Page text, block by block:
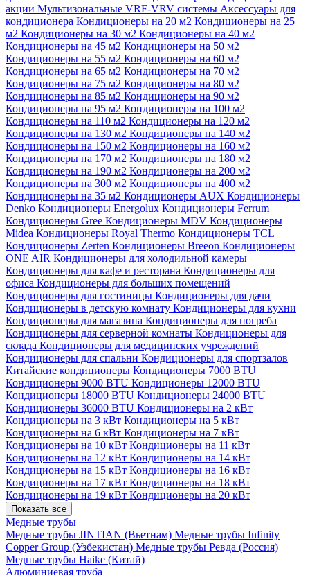
акции Мультизональные VRF-VRV системы Аксессуары для
кондиционера Кондиционеры на 20 м2 Кондиционеры на 25
м2 Кондиционеры на 30 м2 Кондиционеры на 40 м2
Кондиционеры на 45 м2 Кондиционеры на 50 м2
Кондиционеры на 55 м2 Кондиционеры на 60 м2
Кондиционеры на 65 м2 Кондиционеры на 70 м2
Кондиционеры на 75 м2 Кондиционеры на 80 м2
Кондиционеры на 85 м2 Кондиционеры на 90 м2
Кондиционеры на 95 м2 Кондиционеры на 100 м2
Кондиционеры на 110 м2 Кондиционеры на 120 м2
Кондиционеры на 130 м2 Кондиционеры на 140 м2
Кондиционеры на 150 м2 Кондиционеры на 160 м2
Кондиционеры на 170 м2 Кондиционеры на 180 м2
Кондиционеры на 190 м2 Кондиционеры на 200 м2
Кондиционеры на 300 м2 Кондиционеры на 400 м2
Кондиционеры на 35 м2 Кондиционеры AUX Кондиционеры
Denko Кондиционеры Energolux Кондиционеры Ferrum
Кондиционеры Gree Кондиционеры MDV Кондиционеры
Midea Кондиционеры Royal Thermo Кондиционеры TCL
Кондиционеры Zerten Кондиционеры Breeon Кондиционеры
ONE AIR Кондиционеры для холодильной камеры
Кондиционеры для кафе и ресторана Кондиционеры для
офиса Кондиционеры для больших помещений
Кондиционеры для гостиницы Кондиционеры для дачи
Кондиционеры в детскую комнату Кондиционеры для кухни
Кондиционеры для магазина Кондиционеры для погреба
Кондиционеры для серверной комнаты Кондиционеры для
склада Кондиционеры для медицинских учреждений
Кондиционеры для спальни Кондиционеры для спортзалов
Китайские кондиционеры Кондиционеры 7000 BTU
Кондиционеры 9000 BTU Кондиционеры 12000 BTU
Кондиционеры 18000 BTU Кондиционеры 24000 BTU
Кондиционеры 36000 BTU Кондиционеры на 2 кВт
Кондиционеры на 3 кВт Кондиционеры на 5 кВт
Кондиционеры на 6 кВт Кондиционеры на 7 кВт
Кондиционеры на 10 кВт Кондиционеры на 11 кВт
Кондиционеры на 12 кВт Кондиционеры на 14 кВт
Кондиционеры на 15 кВт Кондиционеры на 16 кВт
Кондиционеры на 17 кВт Кондиционеры на 18 кВт
Кондиционеры на 19 кВт Кондиционеры на 20 кВт
Показать все
Медные трубы
Медные трубы JINTIAN (Вьетнам) Медные трубы Infinity
Copper Group (Узбекистан) Медные трубы Ревда (Россия)
Медные трубы Haike (Китай)
Алюминиевая труба